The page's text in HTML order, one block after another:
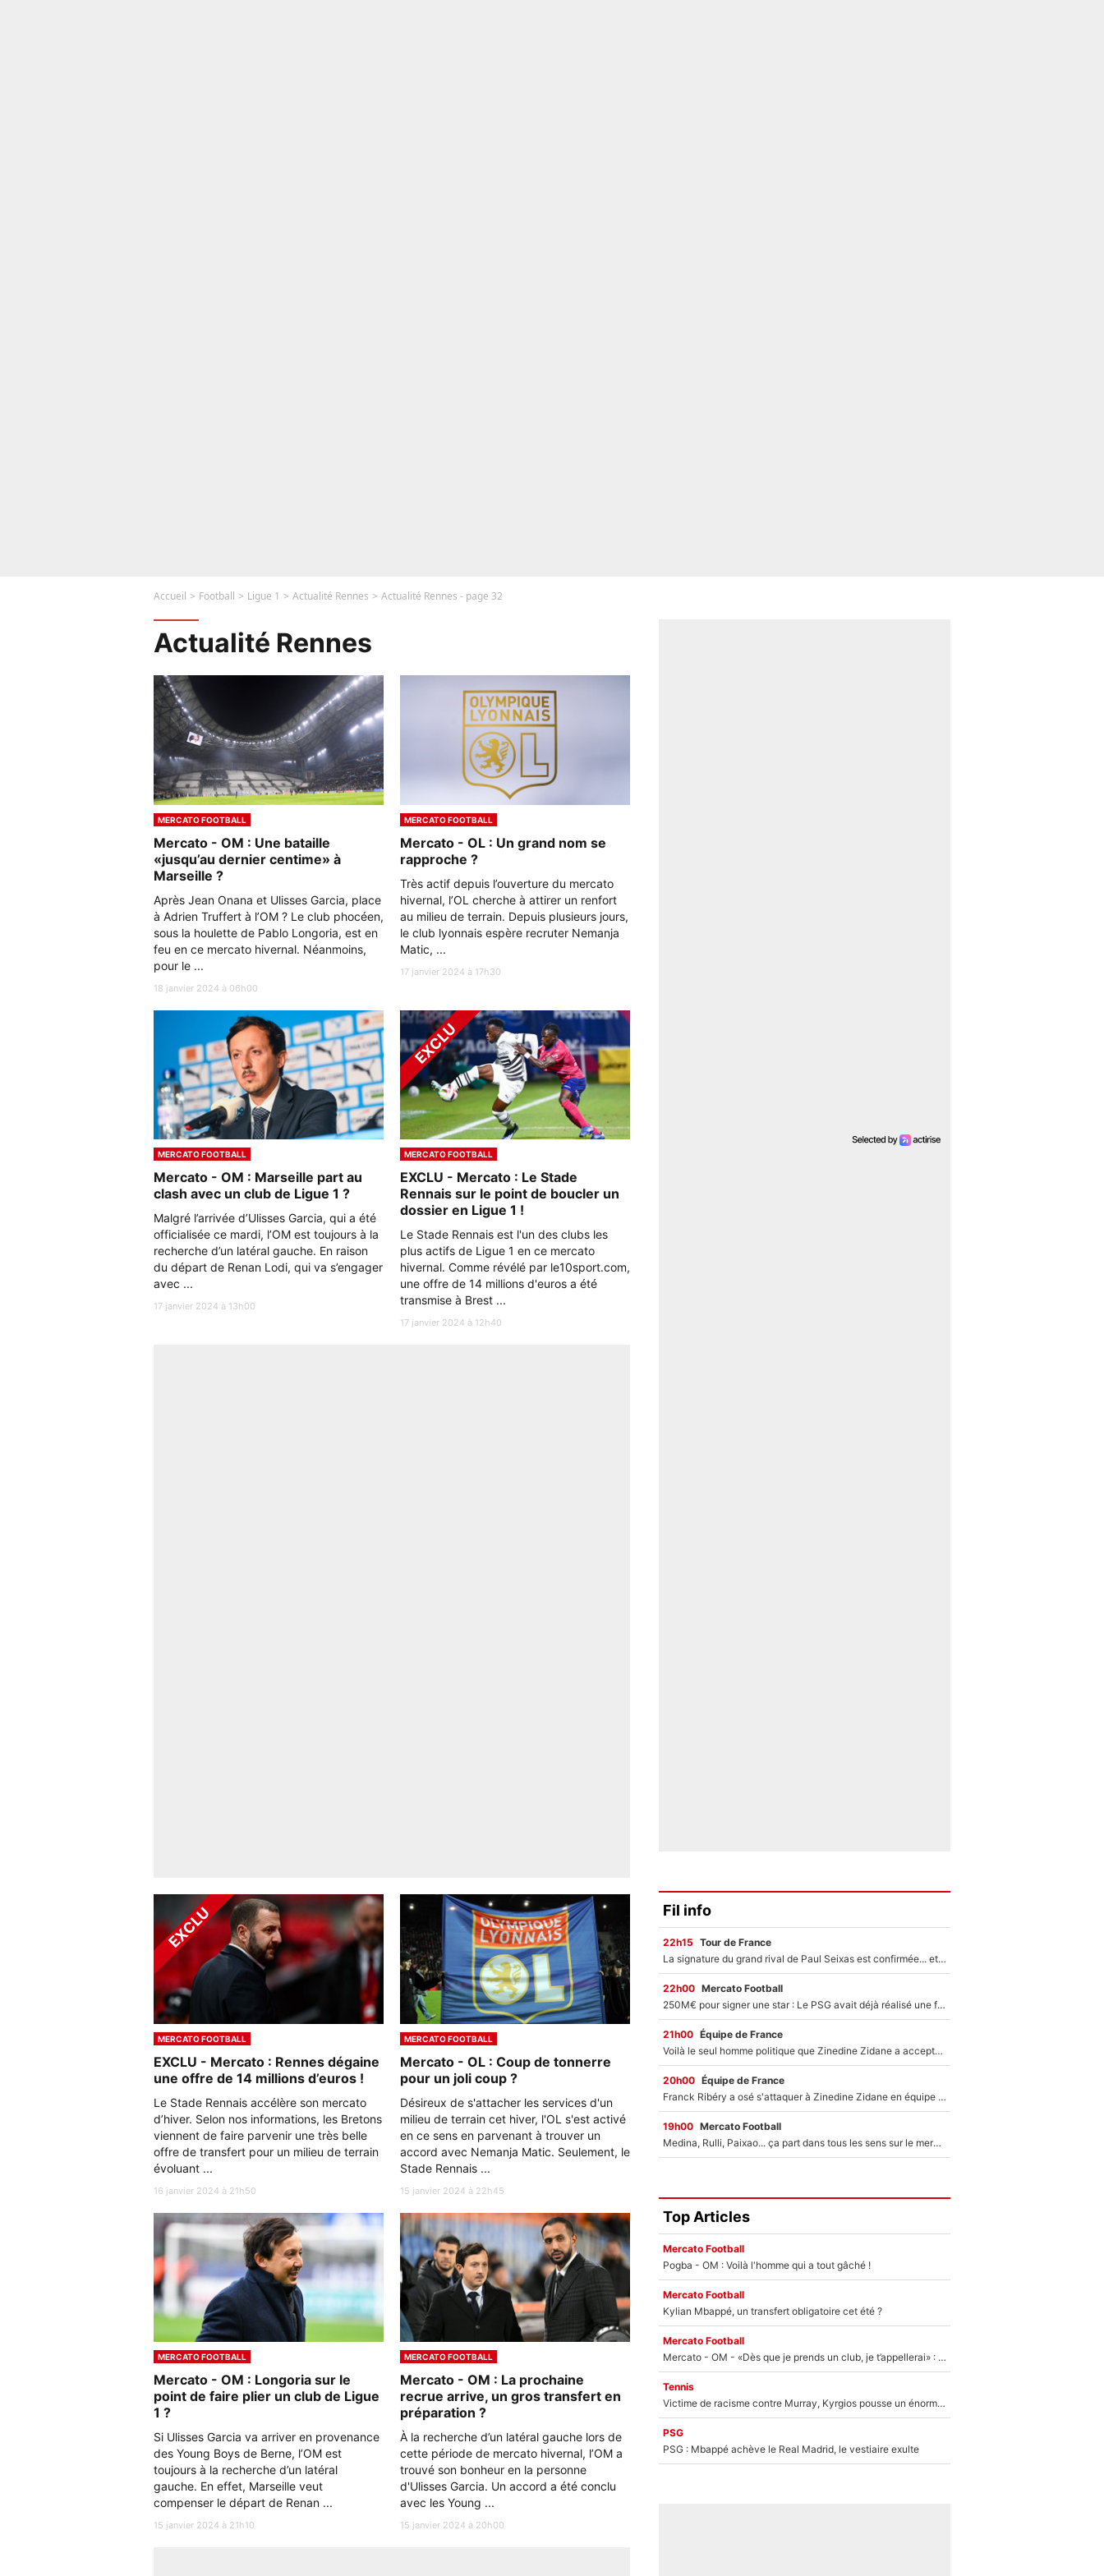
Accueil Football Ligue 1 Actualité Rennes Actualité Rennes - page 32
Actualité Rennes
MERCATO FOOTBALL
Mercato - OM : Une bataille
«jusqu’au dernier centime» à
Marseille ?
Après Jean Onana et Ulisses Garcia, place
à Adrien Truffert à l’OM ? Le club phocéen,
sous la houlette de Pablo Longoria, est en
feu en ce mercato hivernal. Néanmoins,
pour le ...
18 janvier 2024 à 06h00
MERCATO FOOTBALL
Mercato - OL : Un grand nom se
rapproche ?
Très actif depuis l’ouverture du mercato
hivernal, l’OL cherche à attirer un renfort
au milieu de terrain. Depuis plusieurs jours,
le club lyonnais espère recruter Nemanja
Matic, ...
17 janvier 2024 à 17h30
MERCATO FOOTBALL
Mercato - OM : Marseille part au
clash avec un club de Ligue 1 ?
Malgré l’arrivée d’Ulisses Garcia, qui a été
officialisée ce mardi, l’OM est toujours à la
recherche d’un latéral gauche. En raison
du départ de Renan Lodi, qui va s’engager
avec ...
17 janvier 2024 à 13h00
MERCATO FOOTBALL
EXCLU - Mercato : Le Stade
Rennais sur le point de boucler un
dossier en Ligue 1 !
Le Stade Rennais est l'un des clubs les
plus actifs de Ligue 1 en ce mercato
hivernal. Comme révélé par le10sport.com,
une offre de 14 millions d'euros a été
transmise à Brest ...
17 janvier 2024 à 12h40
MERCATO FOOTBALL
EXCLU - Mercato : Rennes dégaine
une offre de 14 millions d’euros !
Le Stade Rennais accélère son mercato
d’hiver. Selon nos informations, les Bretons
viennent de faire parvenir une très belle
offre de transfert pour un milieu de terrain
évoluant ...
16 janvier 2024 à 21h50
MERCATO FOOTBALL
Mercato - OL : Coup de tonnerre
pour un joli coup ?
Désireux de s'attacher les services d'un
milieu de terrain cet hiver, l'OL s'est activé
en ce sens en parvenant à trouver un
accord avec Nemanja Matic. Seulement, le
Stade Rennais ...
15 janvier 2024 à 22h45
MERCATO FOOTBALL
Mercato - OM : Longoria sur le
point de faire plier un club de Ligue
1 ?
Si Ulisses Garcia va arriver en provenance
des Young Boys de Berne, l’OM est
toujours à la recherche d’un latéral
gauche. En effet, Marseille veut
compenser le départ de Renan ...
15 janvier 2024 à 21h10
MERCATO FOOTBALL
Mercato - OM : La prochaine
recrue arrive, un gros transfert en
préparation ?
À la recherche d’un latéral gauche lors de
cette période de mercato hivernal, l’OM a
trouvé son bonheur en la personne
d'Ulisses Garcia. Un accord a été conclu
avec les Young ...
15 janvier 2024 à 20h00
Fil info
22h15 Tour de France
La signature du grand rival de Paul Seixas est confirmée... et c'est une excellente nouvelle pour l'équipe Decathlon-CMA CGM !
22h00 Mercato Football
250M€ pour signer une star : Le PSG avait déjà réalisé une folie sur le mercato bien avant Neymar !
21h00 Équipe de France
Voilà le seul homme politique que Zinedine Zidane a accepté dans son entourage : «Je garde un très bon souvenir de lui»
20h00 Équipe de France
Franck Ribéry a osé s'attaquer à Zinedine Zidane en équipe de France : «Je n'aurais jamais fait ça»
19h00 Mercato Football
Medina, Rulli, Paixao... ça part dans tous les sens sur le mercato de l'OM : Frank McCourt va enfin récupérer l'argent qu'il attend ?
Top Articles
Mercato Football
Pogba - OM : Voilà l'homme qui a tout gâché !
Mercato Football
Kylian Mbappé, un transfert obligatoire cet été ?
Mercato Football
Mercato - OM - «Dès que je prends un club, je t’appellerai» : La promesse de Marcelino au moment de claquer la porte
Tennis
Victime de racisme contre Murray, Kyrgios pousse un énorme coup de gueule !
PSG
PSG : Mbappé achève le Real Madrid, le vestiaire exulte